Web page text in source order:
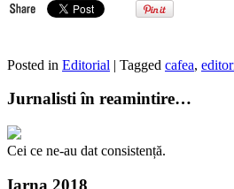
Posted in Editorial | Tagged cafea,
Jurnalisti în reamintire…
Cei ce ne-au dat consistență.
Iarna 2018